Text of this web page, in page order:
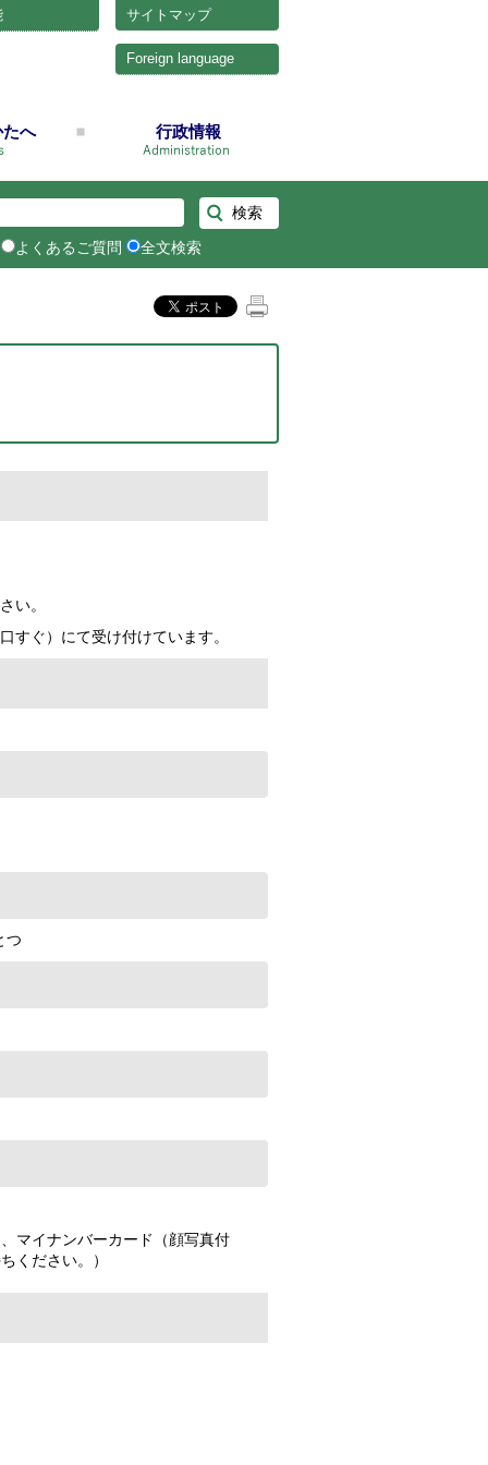
サイトマップ
Foreign language
へ 行政情報
よくあるご質問 全文検索
い。
すぐ）にて受け付けています。
つ
マイナンバーカード（顔写真付
ください。）